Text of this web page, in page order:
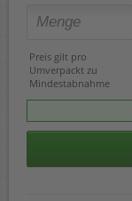
Preis gilt pro
Umverpackt zu
Mindestabnahme